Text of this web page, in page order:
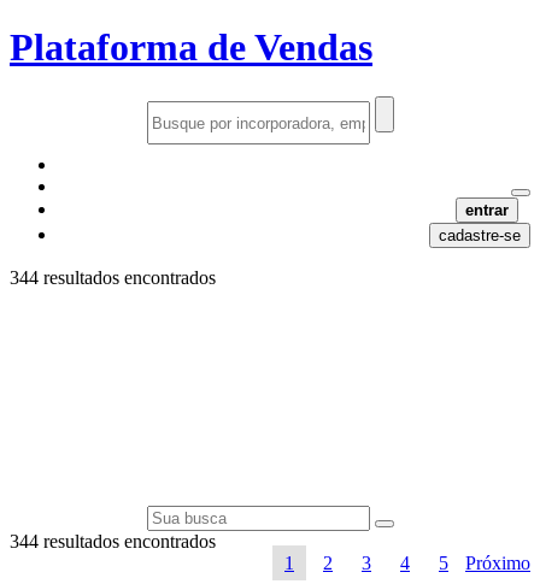
Plataforma de Vendas
entrar
cadastre-se
344 resultados encontrados
344 resultados encontrados
1
2 3 4 5
Próximo